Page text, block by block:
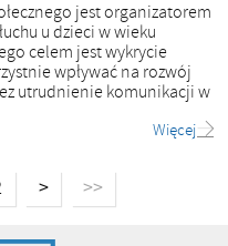
jest organizatorem
u dzieci w wieku
celem jest wykrycie
wpływać na rozwój
utrudnienie komunikacji w
Więcej
> >>